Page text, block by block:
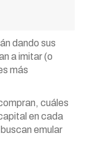
dando sus
a imitar (o
más
cuáles
en cada
emular